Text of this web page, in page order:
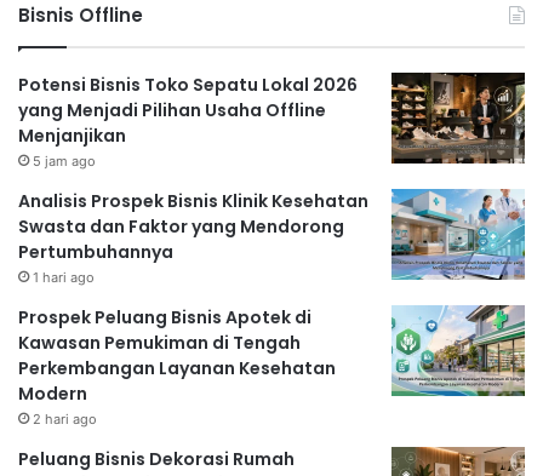
Bisnis Offline
Potensi Bisnis Toko Sepatu Lokal 2026
yang Menjadi Pilihan Usaha Offline
Menjanjikan
5 jam ago
Analisis Prospek Bisnis Klinik Kesehatan
Swasta dan Faktor yang Mendorong
Pertumbuhannya
1 hari ago
Prospek Peluang Bisnis Apotek di
Kawasan Pemukiman di Tengah
Perkembangan Layanan Kesehatan
Modern
2 hari ago
Peluang Bisnis Dekorasi Rumah